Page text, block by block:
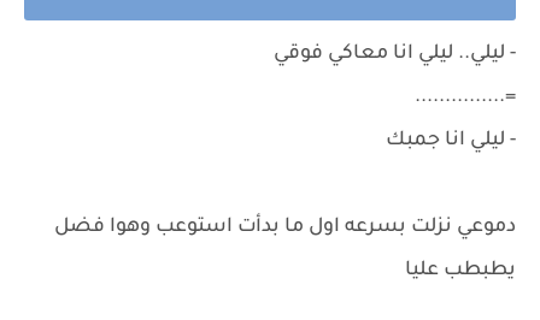
- ليلي.. ليلي انا معاكي فوقي
=...............
- ليلي انا جمبك
دموعي نزلت بسرعه اول ما بدأت استوعب وهوا فضل
يطبطب عليا